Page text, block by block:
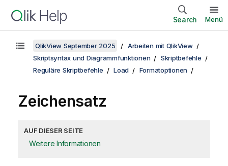
Search Menü
QlikView September 2025
Arbeiten mit QlikView
Skriptsyntax und Diagrammfunktionen
Skriptbefehle
Reguläre Skriptbefehle
Load Formatoptionen
Zeichensatz
AUF DIESER SEITE
Weitere Informationen